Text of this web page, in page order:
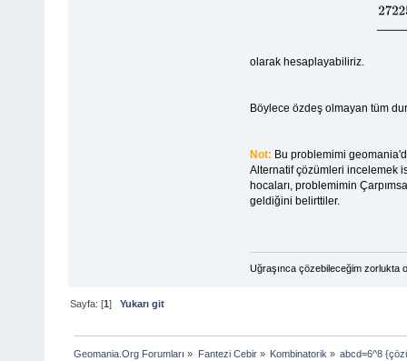
olarak hesaplayabiliriz.
Böylece özdeş olmayan tüm
Not: Bu problemimi
Alternatif çözümleri incelemek
hocaları, problemimin
geldiğini belirttiler.
Uğraşınca çözebileceğim zorlukta
Sayfa: [1]Yukarı git
Geomania.Org Forumları » Fantezi Cebir» Kombinatorik » abcd=6^8